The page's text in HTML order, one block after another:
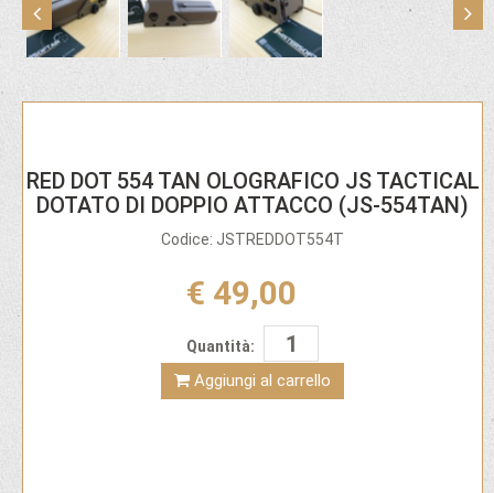
RED DOT 554 TAN OLOGRAFICO JS TACTICAL
DOTATO DI DOPPIO ATTACCO (JS-554TAN)
Codice: JSTREDDOT554T
€ 49,00
Quantità:
Aggiungi al carrello